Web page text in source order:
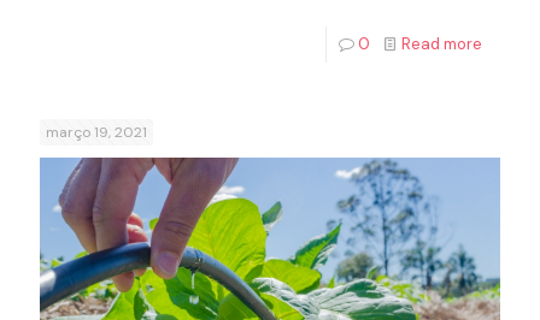
0 Read more
março 19, 2021